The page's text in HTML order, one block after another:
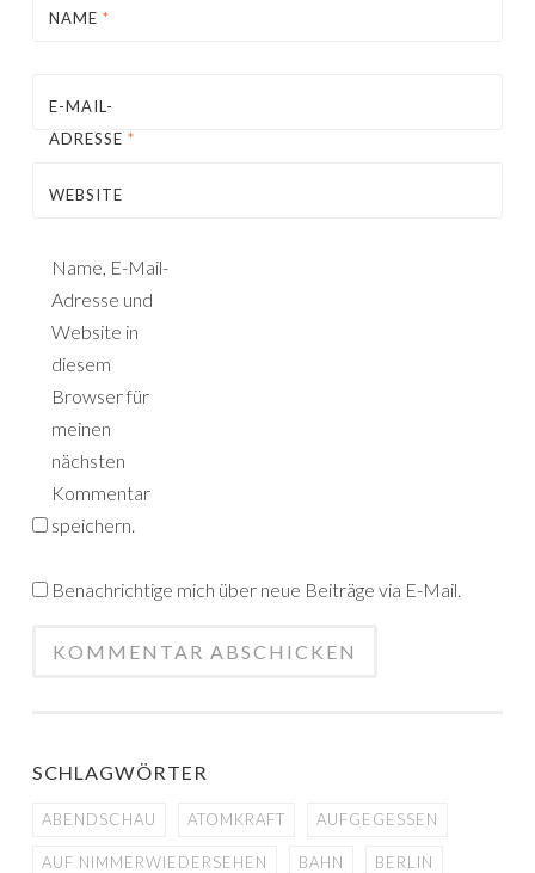
NAME *
E-MAIL-
ADRESSE *
WEBSITE
Name, E-Mail-
Adresse und
Website in
diesem
Browser für
meinen
nächsten
Kommentar
speichern.
Benachrichtige mich über neue Beiträge via E-Mail.
SCHLAGWÖRTER
ABENDSCHAU ATOMKRAFT AUFGEGESSEN
AUF NIMMERWIEDERSEHEN BAHN BERLIN